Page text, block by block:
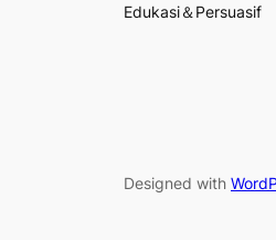
Edukasi＆Persuasif
Designed with